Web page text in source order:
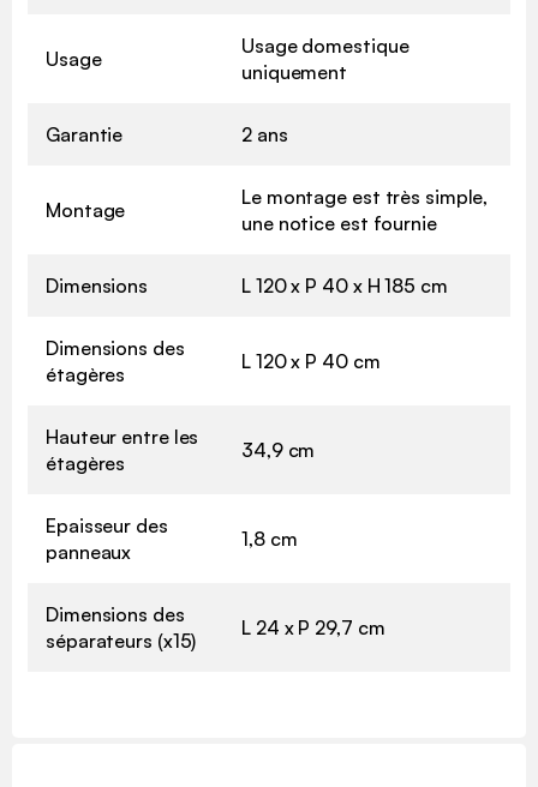
Usage
Usage domestique
uniquement
Garantie 2 ans
Montage
Le montage est très simple,
une notice est fournie
Dimensions L 120 x P 40 x H 185 cm
Dimensions des
étagères
L 120 x P 40 cm
Hauteur entre les
étagères
34,9 cm
Epaisseur des
panneaux
1,8 cm
Dimensions des
séparateurs (x15)
L 24 x P 29,7 cm